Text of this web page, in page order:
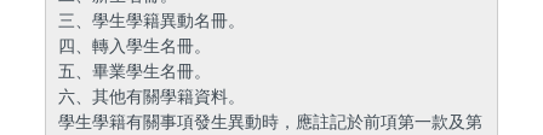
三、學生學籍異動名冊。
四、轉入學生名冊。
五、畢業學生名冊。
六、其他有關學籍資料。
學生學籍有關事項發生異動時，應註記於前項第一款及第